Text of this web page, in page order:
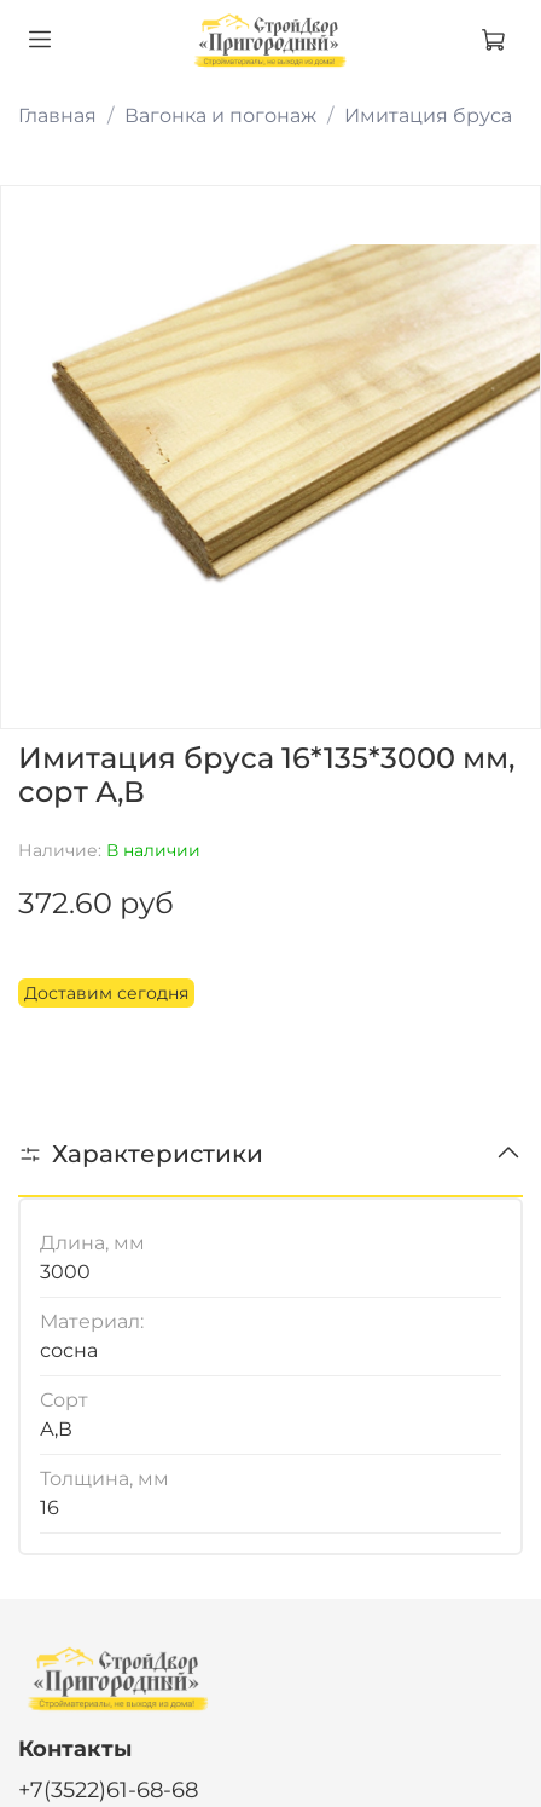
Главная Вагонка и погонаж Имитация бруса
Наличие: В наличии
Доставим сегодня
Имитация бруса 16*135*3000 мм,
сорт А,В
372.60 руб
Характеристики
Длина, мм
3000
Материал:
сосна
Сорт
А,В
Толщина, мм
16
Контакты
+7(3522)61-68-68